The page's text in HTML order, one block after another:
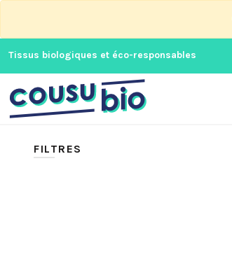
Tissus biologiques et éco-responsables
FILTRES